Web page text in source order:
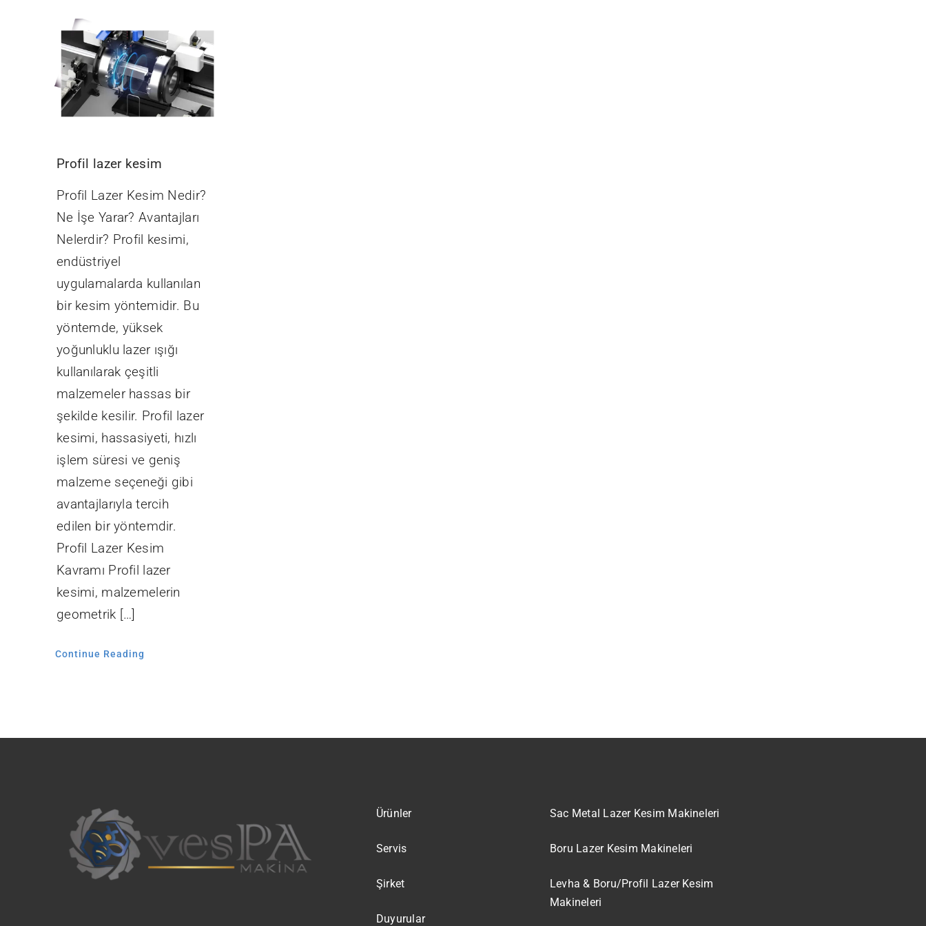
Profil lazer kesim
Profil Lazer Kesim Nedir?
Ne İşe Yarar? Avantajları
Nelerdir? Profil kesimi,
endüstriyel
uygulamalarda kullanılan
bir kesim yöntemidir. Bu
yöntemde, yüksek
yoğunluklu lazer ışığı
kullanılarak çeşitli
malzemeler hassas bir
şekilde kesilir. Profil lazer
kesimi, hassasiyeti, hızlı
işlem süresi ve geniş
malzeme seçeneği gibi
avantajlarıyla tercih
edilen bir yöntemdir.
Profil Lazer Kesim
Kavramı Profil lazer
kesimi, malzemelerin
geometrik […]
Continue Reading
Ürünler
Servis
Şirket
Duyurular
Sac Metal Lazer Kesim Makineleri
Boru Lazer Kesim Makineleri
Levha & Boru/Profil Lazer Kesim
Makineleri